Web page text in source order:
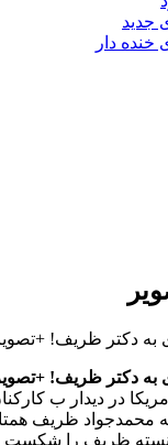
جدید
دار
به دکتر ظریف!
به دکتر ظریف!
در دیدار ب
محمدجواد ظریف
ظریف را شکست